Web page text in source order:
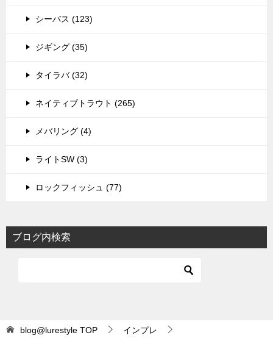
シーバス (123)
ジギング (35)
タイラバ (32)
ネイティブトラウト (265)
メバリング (4)
ライトSW (3)
ロックフィッシュ (77)
ブログ内検索
blog@lurestyle TOP インプレ